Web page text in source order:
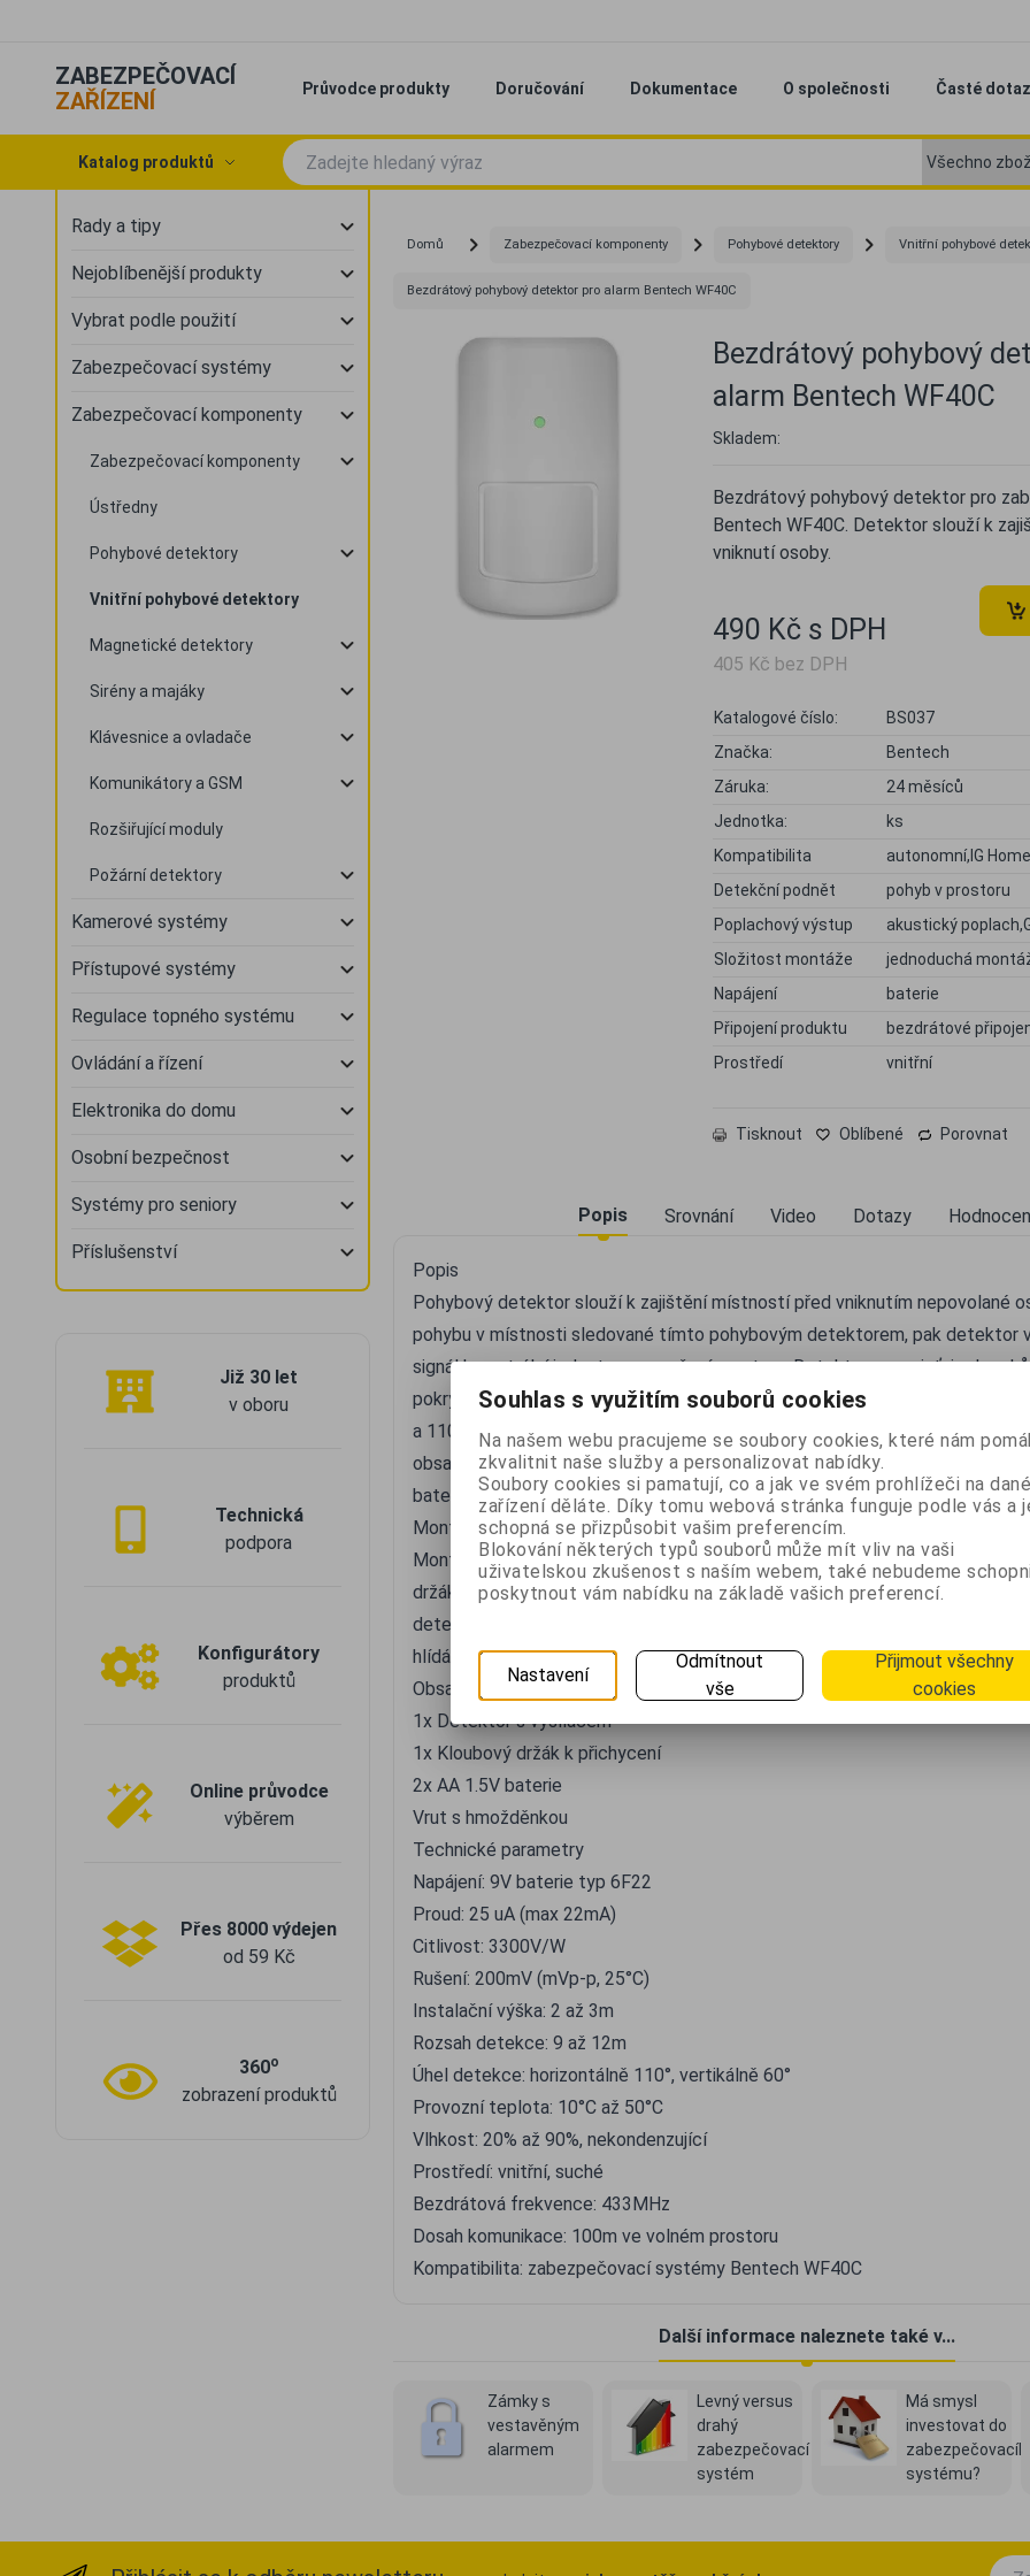
ZABEZPEČOVACÍ
ZAŘÍZENÍ
Průvodce produkty Doručování Dokumentace O společnosti Časté
Katalog produktů
Rady a tipy
Nejoblíbenější produkty
Vybrat podle použití
Zabezpečovací systémy
Zabezpečovací komponenty
Zabezpečovací komponenty
Ústředny
Pohybové detektory
Vnitřní pohybové detektory
Magnetické detektory
Sirény a majáky
Klávesnice a ovladače
Komunikátory a GSM
Rozšiřující moduly
Požární detektory
Kamerové systémy
Přístupové systémy
Regulace topného systému
Ovládání a řízení
Elektronika do domu
Osobní bezpečnost
Systémy pro seniory
Příslušenství
Již 30 let
v oboru
Technická
podpora
Konfigurátory
produktů
Online průvodce
výběrem
Přes 8000 výdejen
od 59 Kč
360o
zobrazení produktů
Domů Zabezpečovací komponenty Pohybové detektory Vnitřní pohybové
Bezdrátový pohybový detektor pro alarm Bentech WF40C
Bezdrátový pohybový
alarm Bentech WF40C
Skladem:
Bezdrátový pohybový detektor pro
Bentech WF40C. Detektor slouží k
vniknutí osoby.
490 Kč s DPH
405 Kč bez DPH
Katalogové číslo:
BS037
Značka:
Bentech
Záruka:
24 měsíců
Jednotka:
ks
Kompatibilita
autonomní,IG Home
Detekční podnět
pohyb v prostoru
Poplachový výstup
akustický
Složitost montáže
jednoduchá
Napájení
baterie
Připojení produktu
bezdrátové
Prostředí
vnitřní
Tisknout Oblíbené Porovnat
Popis Srovnání Video Dotazy
Popis
Pohybový detektor slouží k zajištění místností před vniknutím nepovolané
pohybu v místnosti sledované tímto pohybovým detektorem, pak detektor
signál k centrální jednotce o narušení prostoru. Detektor se umisťuje do
pokrytí maximálního úhlu. Pohybový detektor detekuje pohyb v úhlu
a 110 stupňů horizontálně s maximálním dosahem 9-12-ti metrů. Detektor
obsahuje otočný kloub pro pohodlné nastavení pozorovacího úhlu. Detektor
baterií a upozorní při docházející baterii. Funkční se zabezpečovacími
Montáž
Montáž se provádí pomocí připevnění kloubového držáku na podklad.
držáku a jednoduše se nastaví přesně na požadovaný směr. U dokupovaného
detektoru je nutno nastavit číslo systému. Po vložení baterie je pohybový
hlídání.
Obsah balení
1x Detektor s vysílačem
1x Kloubový držák k přichycení
2x AA 1.5V baterie
Vrut s hmožděnkou
Technické parametry
Napájení: 9V baterie typ 6F22
Proud: 25 uA (max 22mA)
Citlivost: 3300V/W
Rušení: 200mV (mVp-p, 25°C)
Instalační výška: 2 až 3m
Rozsah detekce: 9 až 12m
Úhel detekce: horizontálně 110°, vertikálně 60°
Provozní teplota: 10°C až 50°C
Vlhkost: 20% až 90%, nekondenzující
Prostředí: vnitřní, suché
Bezdrátová frekvence: 433MHz
Dosah komunikace: 100m ve volném prostoru
Kompatibilita: zabezpečovací systémy Bentech WF40C
Další informace naleznete také v...
Zámky s
vestavěným
alarmem
Levný versus
drahý
zabezpečovací
systém
Má smysl
investovat do
systému?
Souhlas s využitím souborů cookies
Na našem webu pracujeme se soubory cookies, které nám
zkvalitnit naše služby a personalizovat nabídky.
Soubory cookies si pamatují, co a jak ve svém prohlížeči na
zařízení děláte. Díky tomu webová stránka funguje podle vás a
schopná se přizpůsobit vašim preferencím.
Blokování některých typů souborů může mít vliv na vaši
uživatelskou zkušenost s naším webem, také nebudeme schopni
poskytnout vám nabídku na základě vašich preferencí.
Nastavení
Odmítnout
vše
Přijmout všechny
cookies